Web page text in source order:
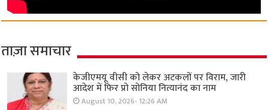
ताज़ा समाचार
केजीएमयू वीसी को लेकर अटकलों पर विराम, जारी
आदेश में फिर प्रो सोनिया नित्यानंद का नाम
August 10, 2026- 12:26 AM